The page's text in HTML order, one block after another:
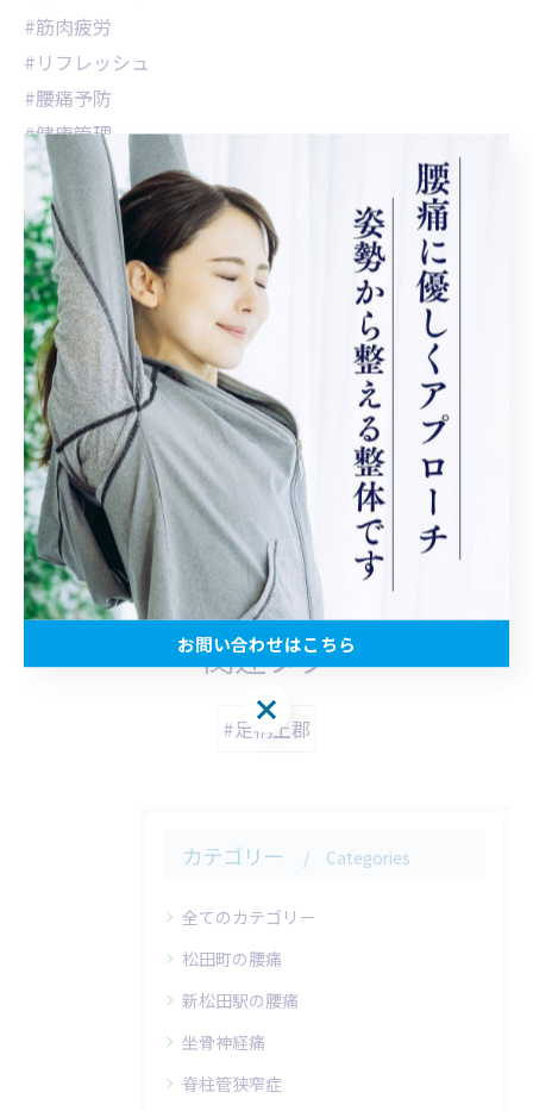
#筋肉疲労
#リフレッシュ
#腰痛予防
#健康管理
#フィットネスライフ
#腰痛改善
#痛み軽減
#腰痛ケア専門
#リラックス
#整骨院
#地域密着
< 前のページ 一覧に戻る 次のページ >
関連タグ
#足柄上郡
カテゴリー Categories
全てのカテゴリー
松田町の腰痛
新松田駅の腰痛
坐骨神経痛
脊柱管狭窄症
お問い合わせはこちら
お問い合わせはこちら